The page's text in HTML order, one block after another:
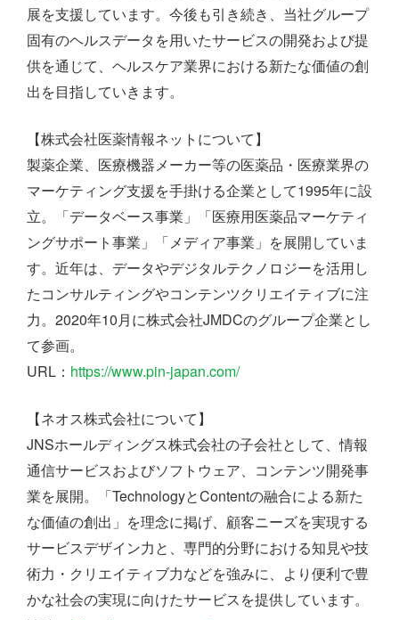
展を支援しています。今後も引き続き、当社グループ
固有のヘルスデータを用いたサービスの開発および提
供を通じて、ヘルスケア業界における新たな価値の創
出を目指していきます。
【株式会社医薬情報ネットについて】
製薬企業、医療機器メーカー等の医薬品・医療業界の
マーケティング支援を手掛ける企業として1995年に設
立。「データベース事業」「医療用医薬品マーケティ
ングサポート事業」「メディア事業」を展開していま
す。近年は、データやデジタルテクノロジーを活用し
たコンサルティングやコンテンツクリエイティブに注
力。2020年10月に株式会社JMDCのグループ企業とし
て参画。
URL： https://www.pin-japan.com/
【ネオス株式会社について】
JNSホールディングス株式会社の子会社として、情報
通信サービスおよびソフトウェア、コンテンツ開発事
業を展開。「TechnologyとContentの融合による新た
な価値の創出」を理念に掲げ、顧客ニーズを実現する
サービスデザイン力と、専門的分野における知見や技
術力・クリエイティブ力などを強みに、より便利で豊
かな社会の実現に向けたサービスを提供しています。